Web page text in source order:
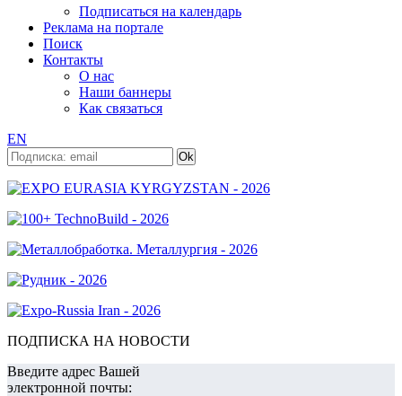
Подписаться на календарь
Реклама на портале
Поиск
Контакты
О нас
Наши баннеры
Как связаться
EN
ПОДПИСКА НА НОВОСТИ
Введите адрес Вашей
электронной почты: